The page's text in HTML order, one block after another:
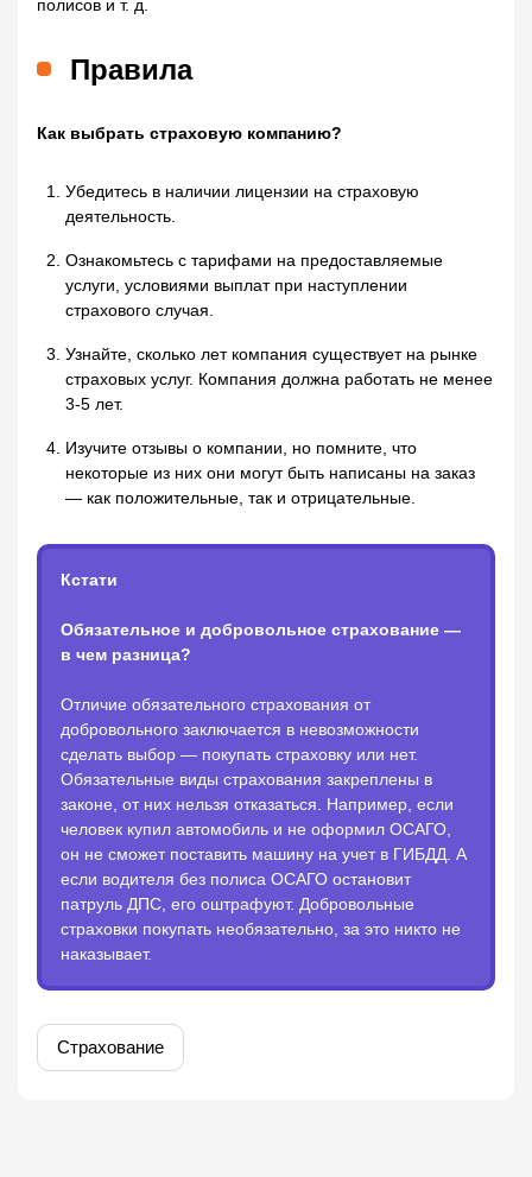
полисов и т. д.
Правила
Как выбрать страховую компанию?
Убедитесь в наличии лицензии на страховую
деятельность.
Ознакомьтесь с тарифами на предоставляемые
услуги, условиями выплат при наступлении
страхового случая.
Узнайте, сколько лет компания существует на рынке
страховых услуг. Компания должна работать не менее
3-5 лет.
Изучите отзывы о компании, но помните, что
некоторые из них они могут быть написаны на заказ
— как положительные, так и отрицательные.
Кстати
Обязательное и добровольное страхование —
в чем разница?
Отличие обязательного страхования от
добровольного заключается в невозможности
сделать выбор — покупать страховку или нет.
Обязательные виды страхования закреплены в
законе, от них нельзя отказаться. Например, если
человек купил автомобиль и не оформил ОСАГО,
он не сможет поставить машину на учет в ГИБДД. А
если водителя без полиса ОСАГО остановит
патруль ДПС, его оштрафуют. Добровольные
страховки покупать необязательно, за это никто не
наказывает.
Страхование